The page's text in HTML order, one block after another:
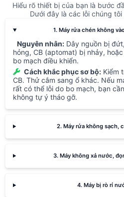
Hiểu rõ thiết bị của bạn là bước
Dưới đây là các lỗi chúng
1. Máy rửa chén không
Nguyên nhân: Dây nguồn bị
hỏng, CB (aptomat) bị nhảy,
bo mạch điều khiển.
Cách khắc phục sơ bộ: Kiểm
CB. Thử cắm sang ổ khác. Nếu
rất có thể lỗi do bo mạch, bạn
không tự ý tháo gỡ.
2. Máy rửa không sạch,
3. Máy không xả nước,
4. Máy bị rò rỉ